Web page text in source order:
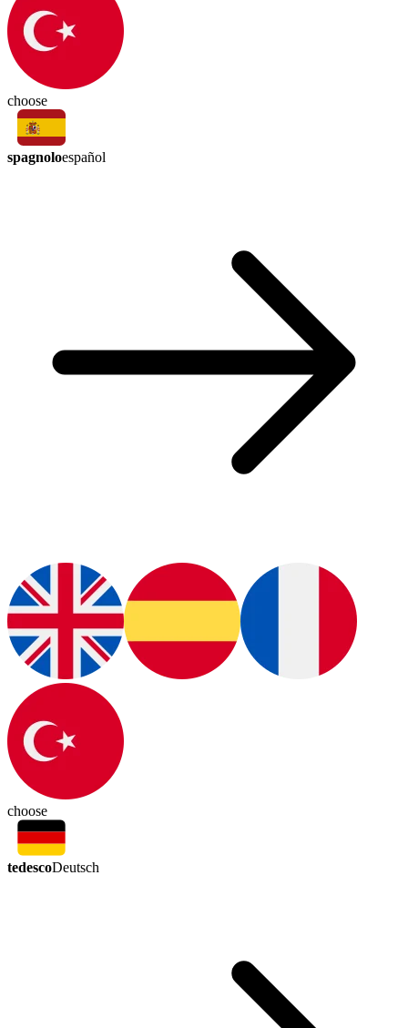
choose
spagnoloespañol
choose
tedescoDeutsch